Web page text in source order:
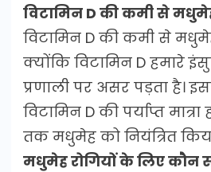
विटामिन D की कमी से
विटामिन D की कमी से
क्योंकि विटामिन D हमारे
प्रणाली पर असर पड़ता है।
विटामिन D की पर्याप्त
तक मधुमेह को नियंत्रित
मधुमेह रोगियों के लिए कौन